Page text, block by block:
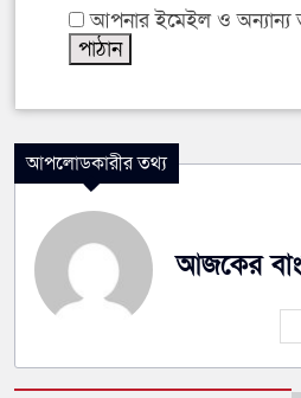
আপনার ইমেইল ও অন্যান্য
আপলোডকারীর তথ্য
আজকের